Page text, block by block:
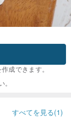
作成できます。
すべてを見る(1)